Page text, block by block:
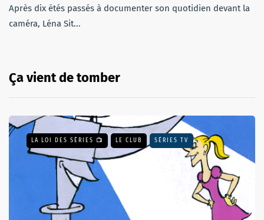
Après dix étés passés à documenter son quotidien devant la
caméra, Léna Sit...
Ça vient de tomber
LA LOI DES SÉRIES 📺 LE CLUB SÉRIES TV